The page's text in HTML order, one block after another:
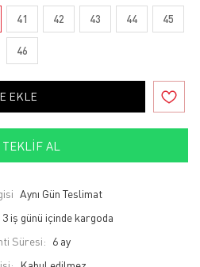
41 42 43 44 45
46
EKLE
TEKLIF AL
Aynı Gün Teslimat
3 iş günü içinde kargoda
Süresi: 6 ay